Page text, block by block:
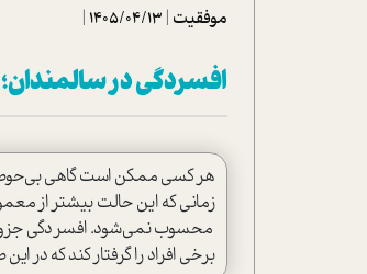
موفقیت |
1405/04/13
|
افسردگی در
هر کسی ممکن است گاهی
زمانی که این حالت بیشتر از
محسوب نمی‌شود. افسردگی
برخی افراد را گرفتار کند که در